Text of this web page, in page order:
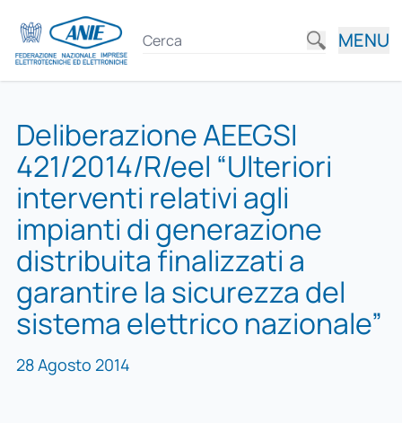
MENU
Deliberazione AEEGSI
421/2014/R/eel “Ulteriori
interventi relativi agli
impianti di generazione
distribuita finalizzati a
garantire la sicurezza del
sistema elettrico nazionale”
28 Agosto 2014